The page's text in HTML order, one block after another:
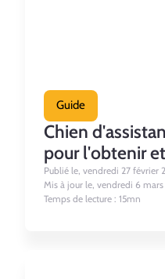
Guide
Chien
pour l'obtenir
Publié le, vendredi 27 février
Mis à jour le, vendredi 6
Temps de lecture : 15mn